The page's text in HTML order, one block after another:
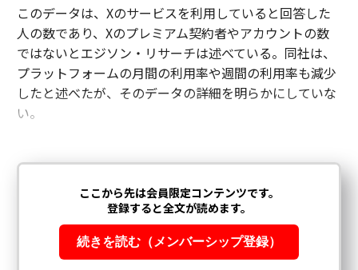
このデータは、Xのサービスを利用していると回答した
人の数であり、Xのプレミアム契約者やアカウントの数
ではないとエジソン・リサーチは述べている。同社は、
プラットフォームの月間の利用率や週間の利用率も減少
したと述べたが、そのデータの詳細を明らかにしていな
い。